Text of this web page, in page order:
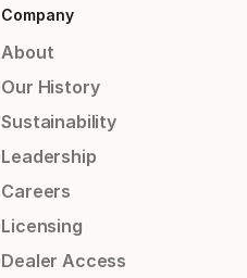
Company
About
Our History
Sustainability
Leadership
Careers
Licensing
Dealer Access